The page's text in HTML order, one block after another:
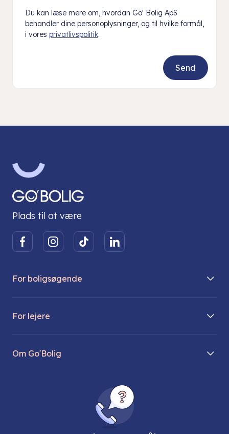
Du kan læse mere om, hvordan Go' Bolig ApS
behandler dine personoplysninger, og til hvilke formål,
i vores privatlivspolitik.
Plads til at være
For boligsøgende
For lejere
Om Go'Bolig